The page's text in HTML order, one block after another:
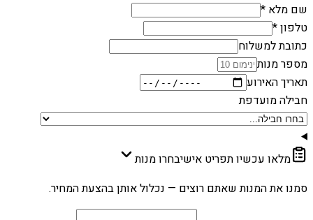
שם מלא *
טלפון *
כתובת למשלוח
מספר מנות
תאריך האירוע
חבילה מועדפת
מלאו עכשיו תפריט אישיבחרו מנות
סמנו את המנות שאתם רוצים — נכלול אותן בהצעת המחיר.